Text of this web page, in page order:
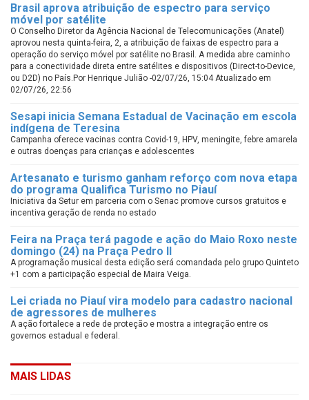
Brasil aprova atribuição de espectro para serviço
móvel por satélite
O Conselho Diretor da Agência Nacional de Telecomunicações (Anatel)
aprovou nesta quinta-feira, 2, a atribuição de faixas de espectro para a
operação do serviço móvel por satélite no Brasil. A medida abre caminho
para a conectividade direta entre satélites e dispositivos (Direct-to-Device,
ou D2D) no País.Por Henrique Julião -02/07/26, 15:04 Atualizado em
02/07/26, 22:56
Sesapi inicia Semana Estadual de Vacinação em escola
indígena de Teresina
Campanha oferece vacinas contra Covid-19, HPV, meningite, febre amarela
e outras doenças para crianças e adolescentes
Artesanato e turismo ganham reforço com nova etapa
do programa Qualifica Turismo no Piauí
Iniciativa da Setur em parceria com o Senac promove cursos gratuitos e
incentiva geração de renda no estado
Feira na Praça terá pagode e ação do Maio Roxo neste
domingo (24) na Praça Pedro II
A programação musical desta edição será comandada pelo grupo Quinteto
+1 com a participação especial de Maira Veiga.
Lei criada no Piauí vira modelo para cadastro nacional
de agressores de mulheres
A ação fortalece a rede de proteção e mostra a integração entre os
governos estadual e federal.
MAIS LIDAS